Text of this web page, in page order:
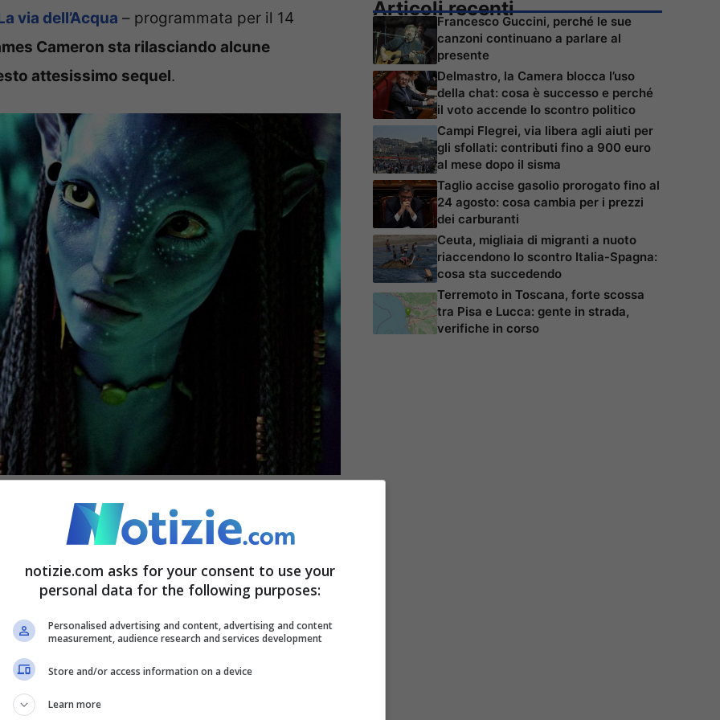
via dell’Acqua – programmata per il 14
Cameron sta rilasciando alcune
attesissimo sequel.
all’obiettivo economico dell’atteso
mastodontico , dovrà superare
incasso per generare un reale profitto.
: “La via dell’acqua è stato un film
che si tratti in assoluto del
Articoli recenti
Francesco Guccini, perché le sue
canzoni continuano a parlare al
presente
Delmastro, la Camera blocca l’uso
della chat: cosa è successo e perché
il voto accende lo scontro politico
Campi Flegrei, via libera agli aiuti per
gli sfollati: contributi fino a 900 euro
al mese dopo il sisma
Taglio accise gasolio prorogato fino al
24 agosto: cosa cambia per i prezzi
dei carburanti
Ceuta, migliaia di migranti a nuoto
riaccendono lo scontro Italia-Spagna:
cosa sta succedendo
Terremoto in Toscana, forte scossa
tra Pisa e Lucca: gente in strada,
verifiche in corso
notizie.com asks for your consent to use your
personal data for the following purposes:
Personalised advertising and content, advertising and content
measurement, audience research and services development
Store and/or access information on a device
Learn more